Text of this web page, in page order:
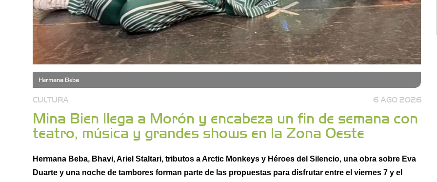
Hermana Beba
CULTURA 6 AGO 2026
Mina Bien llega a Morón y encabeza un fin de semana con
teatro, música y grandes shows en la Zona Oeste
Hermana Beba, Bhavi, Ariel Staltari, tributos a Arctic Monkeys y Héroes del Silencio, una obra sobre Eva
Duarte y una noche de tambores forman parte de las propuestas para disfrutar entre el viernes 7 y el